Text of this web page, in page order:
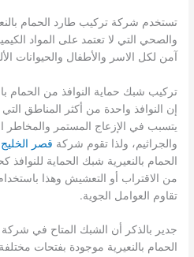
تستخدم شركة تركيب طارد الحمام
والصحي التي لا تعتمد على المواد
آمن لكل الاسر والأطفال والحيوانات
تركيب شبك حماية النوافذ من الحمام
إن النوافذ واحدة من أكثر المناطق
يتسبب في الإزعاج المستمر
والجراثيم، ولذا تقوم شركة قصر الخليج
الحمام بالنعيرية شبك الحماية للنوافذ
من الاقتراب أو التعشيش وهذا
تقاوم العوامل الجوية.
جدير بالذكر أن الشبك المتاح في
الحمام بالنعيرية موجودة بفتحات